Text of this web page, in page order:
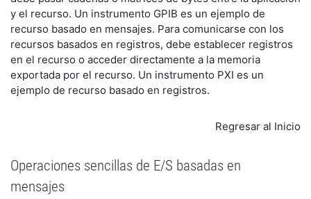
y el recurso. Un instrumento GPIB es un ejemplo de
recurso basado en mensajes. Para comunicarse con los
recursos basados en registros, debe establecer registros
en el recurso o acceder directamente a la memoria
exportada por el recurso. Un instrumento PXI es un
ejemplo de recurso basado en registros.
Regresar al Inicio
Operaciones sencillas de E/S basadas en
mensajes